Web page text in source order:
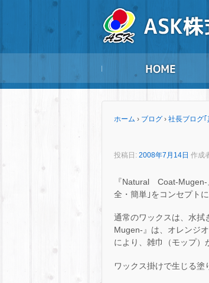
ホーム › ブログ › 社長ブログ｢
投稿日: 2008年7月14日 作成
『Natural Coat-Mugen-
全・簡単｣をコンセプト
通常のワックスは、水
Mugen-』は、オレンジ
により、雑巾（モップ）
ワックス掛けで生じる塗